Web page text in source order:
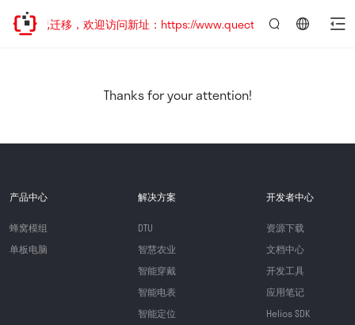
地址已迁移，欢迎访问新址：https://www.quectel.com.cn
Thanks for your attention!
产品中心
蜂窝模组
单板电脑
解决方案
DTU
智慧农业
智能穿戴
智能电表
智能定位
开发者中心
资源下载
文档中心
开发工具
应用笔记
Helios SDK